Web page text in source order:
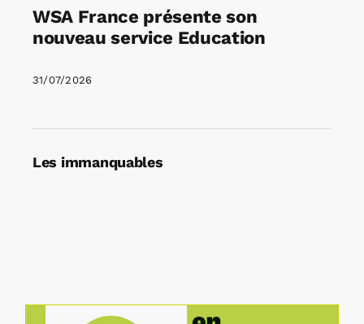
WSA France présente son
nouveau service Education
31/07/2026
Les immanquables